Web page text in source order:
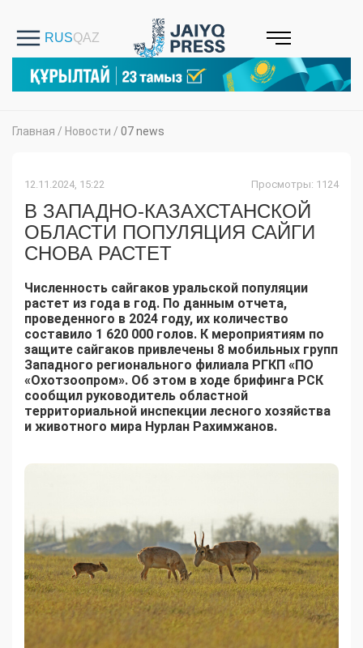
Главная / Новости / 07 news
12.11.2024, 15:22 Просмотры: 1124
В ЗАПАДНО-КАЗАХСТАНСКОЙ
ОБЛАСТИ ПОПУЛЯЦИЯ САЙГИ
СНОВА РАСТЕТ
Численность сайгаков уральской популяции
растет из года в год. По данным отчета,
проведенного в 2024 году, их количество
составило 1 620 000 голов. К мероприятиям по
защите сайгаков привлечены 8 мобильных групп
Западного регионального филиала РГКП «ПО
«Охотзоопром». Об этом в ходе брифинга РСК
сообщил руководитель областной
территориальной инспекции лесного хозяйства
и животного мира Нурлан Рахимжанов.